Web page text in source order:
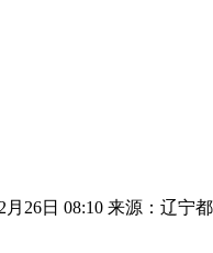
26日 08:10 来源：辽宁